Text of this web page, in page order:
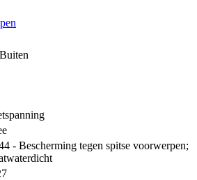
Buiten
- Bescherming tegen spitse voorwerpen;